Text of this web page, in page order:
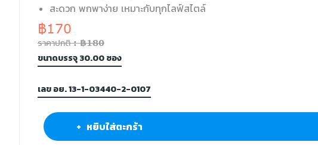
สะดวก พกพาง่าย เหมาะกับทุกไลฟ์สไตล์
฿170
ราคาปกติ : ฿180
ขนาดบรรจุ 30.00 ซอง
เลข อย. 13-1-03440-2-0107
+ หยิบใส่ตะกร้า